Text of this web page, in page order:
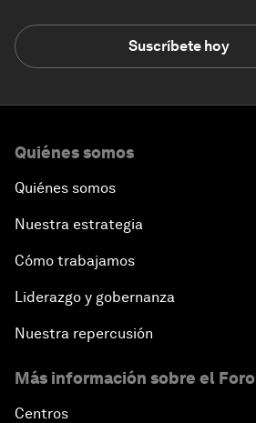
Suscríbete hoy
Quiénes somos
Quiénes somos
Nuestra estrategia
Cómo trabajamos
Liderazgo y gobernanza
Nuestra repercusión
Más información sobre el Foro
Centros